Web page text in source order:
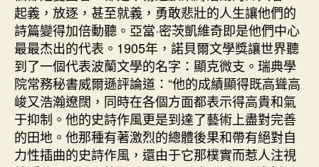
起義，放逐，甚至就義，勇敢悲壯的人生讓他們的
詩篇變得加倍動聽。亞當·密茨凱維奇即是他們中心
最最杰出的代表。1905年，諾貝爾文學獎讓世界聽
到了一個代表波蘭文學的名字：顯克微支。瑞典學
院常務秘書威爾遜評論道：“他的成績顯得既高聳高
峻又浩瀚遼闊，同時在各個方面都表示得高貴和氣
于抑制。他的史詩作風更是到達了藝術上盡對完善
的田地。他那種有著激烈的總體後果和帶有絕對自
力性插曲的史詩作風，還由于它那樸實而惹人注視